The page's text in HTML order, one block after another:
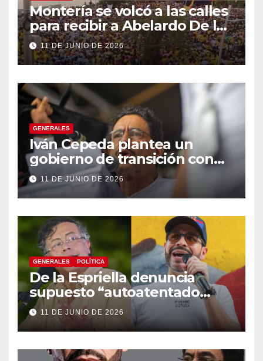
Montería se volcó a las calles
para recibir a Abelardo De la
Espriella
11 DE JUNIO DE 2026
GENERALES
Iván Cepeda plantea un
gobierno de transición con
énfasis en el empalme
institucional y una eventual
constituyente
11 DE JUNIO DE 2026
GENERALES POLÍTICA
De la Espriella denuncia
supuesto “autoatentado
legislativo” tras decisión de
suspender provisionalmente
a Petro
11 DE JUNIO DE 2026